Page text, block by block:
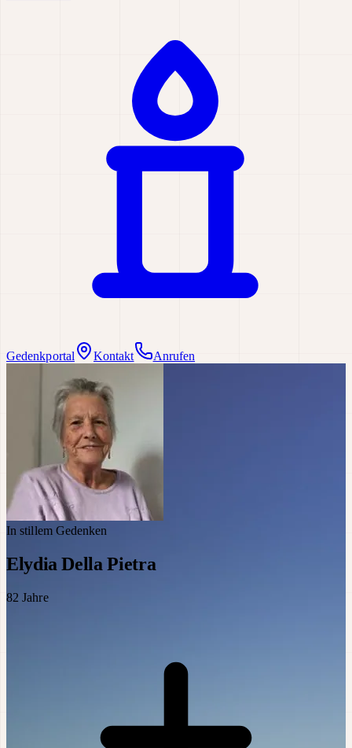
Gedenkportal Kontakt Anrufen
In stillem Gedenken
Elydia Della Pietra
82 Jahre